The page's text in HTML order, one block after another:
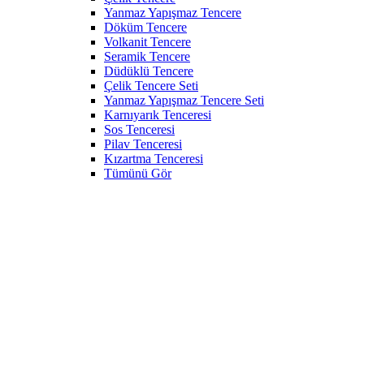
Yanmaz Yapışmaz Tencere
Döküm Tencere
Volkanit Tencere
Seramik Tencere
Düdüklü Tencere
Çelik Tencere Seti
Yanmaz Yapışmaz Tencere Seti
Karnıyarık Tenceresi
Sos Tenceresi
Pilav Tenceresi
Kızartma Tenceresi
Tümünü Gör